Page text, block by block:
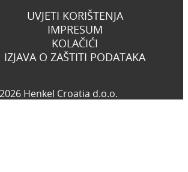
UVJETI KORIŠTENJA
IMPRESUM
KOLAČIĆI
IZJAVA O ZAŠTITI PODATAKA
Henkel Croatia d.o.o.